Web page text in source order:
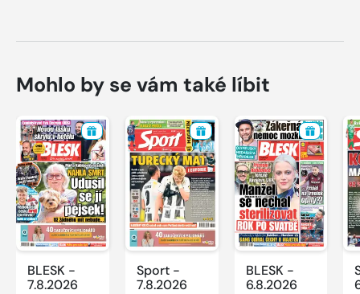
Mohlo by se vám také líbit
BLESK -
7.8.2026
Sport -
7.8.2026
BLESK -
6.8.2026